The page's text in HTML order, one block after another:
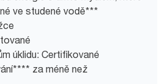
ve studené vodě***
úklidu: Certifikované
za méně než